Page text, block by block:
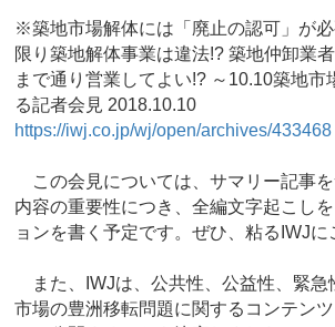
※築地市場解体には「廃止の認可」が
限り築地解体事業は違法!? 築地仲卸業
まで通り営業してよい!? ～10.10築地市
る記者会見 2018.10.10
https://iwj.co.jp/wj/open/archives/433468
この会見については、サマリー記事を
内容の重要性につき、全編文字起こし
ョンを書く予定です。ぜひ、粘るIWJに
また、IWJは、公共性、公益性、緊急
市場の豊洲移転問題に関するコンテン